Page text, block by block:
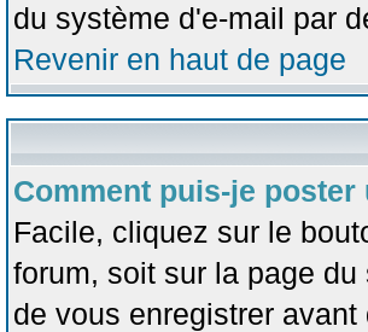
du système d'e-mail par
Revenir en haut de page
Comment puis-je
Facile, cliquez sur le
forum, soit sur la page
de vous enregistrer